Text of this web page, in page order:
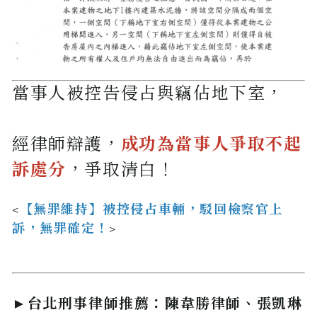
當事人被控告侵占與竊佔地下室，
經律師辯護， 成功為當事人爭取不起
訴處分 ，爭取清白！
< 【無罪維持】被控侵占車輛，駁回檢察官上
訴，無罪確定！ >
►台北刑事律師推薦：陳韋勝律師、張凱琳